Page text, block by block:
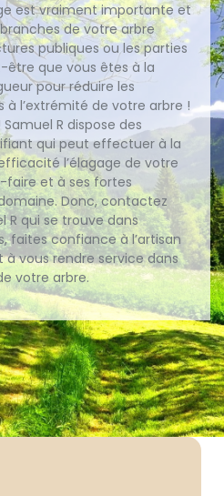
est vraiment importante et
de votre arbre
publiques ou les parties
être que vous êtes à la
pour réduire les
l’extrémité de votre arbre !
R dispose des
qui peut effectuer à la
l’élagage de votre
faire et à ses fortes
Donc, contactez
qui se trouve dans
faites confiance à l’artisan
à vous rendre service dans
votre arbre.